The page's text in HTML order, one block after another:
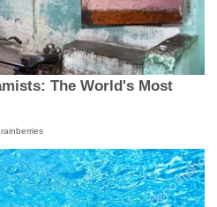
The World's Most